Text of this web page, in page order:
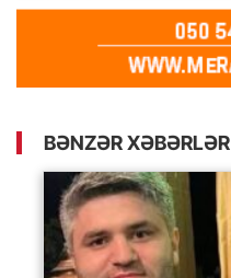
BƏNZƏR XƏBƏRLƏR